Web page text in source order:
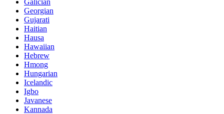
Galician
Georgian
Gujarati
Haitian
Hausa
Hawaiian
Hebrew
Hmong
Hungarian
Icelandic
Igbo
Javanese
Kannada